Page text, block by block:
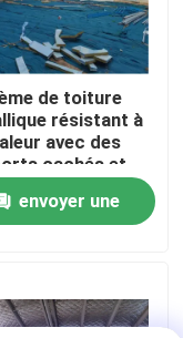
de toiture
résistant à
avec des
cachés et
isolants
envoyer une